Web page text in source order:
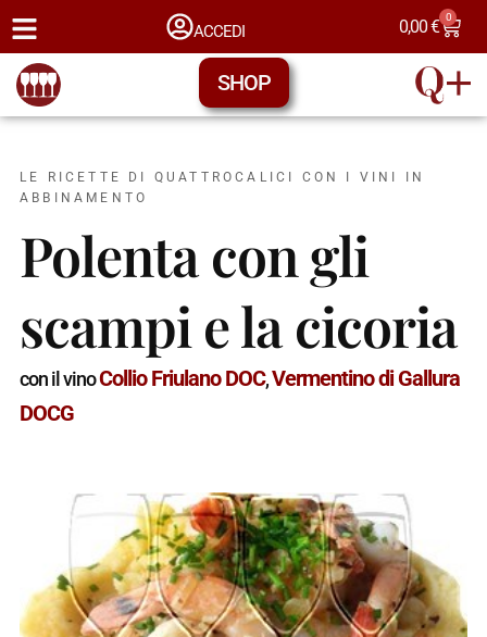
ACCEDI 0,00€ 0
SHOP
LE RICETTE DI QUATTROCALICI CON I VINI IN
ABBINAMENTO
Polenta con gli
scampi e la cicoria
con il vinoCollio Friulano DOC,Vermentino di Gallura
DOCG